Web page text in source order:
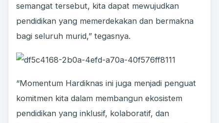
semangat tersebut, kita dapat mewujudkan
pendidikan yang memerdekakan dan bermakna
bagi seluruh murid,” tegasnya.
“Momentum Hardiknas ini juga menjadi penguat
komitmen kita dalam membangun ekosistem
pendidikan yang inklusif, kolaboratif, dan